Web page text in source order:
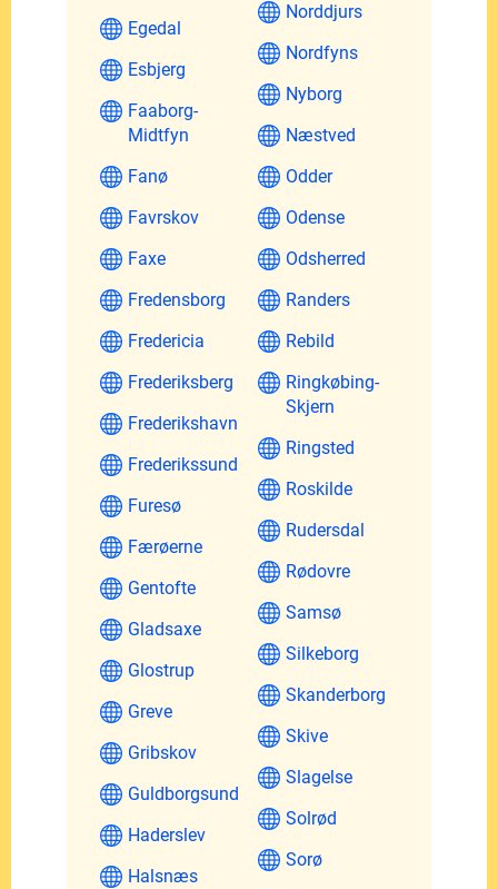
Egedal
Esbjerg
Faaborg-
Midtfyn
Fanø
Favrskov
Faxe
Fredensborg
Fredericia
Frederiksberg
Frederikshavn
Frederikssund
Furesø
Færøerne
Gentofte
Gladsaxe
Glostrup
Greve
Gribskov
Guldborgsund
Haderslev
Halsnæs
Norddjurs
Nordfyns
Nyborg
Næstved
Odder
Odense
Odsherred
Randers
Rebild
Ringkøbing-
Skjern
Ringsted
Roskilde
Rudersdal
Rødovre
Samsø
Silkeborg
Skanderborg
Skive
Slagelse
Solrød
Sorø